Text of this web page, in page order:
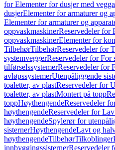
for Elementer for dusjer med
dusjerElementer for armaturer og
Elementer for armaturer og
oppvaskmaskinerReservedeler for
oppvaskmaskinerElementer for
TilbehørTilbehørReservedeler for
systemveggerReservedeler for For
tilførselssystemerReservedeler for
avløpssystemerUtenpåliggende
toaletter, av plastReservedeler for
toaletter, av plastMontert på topp
toppHøythengendeReservedeler
høythengendeReservedeler for
høythengendeSpylerør for
sisternerHøythengendeLavt og
høythengendeTilbehørTilkoblinger
innbyggingssisternerReservedeler